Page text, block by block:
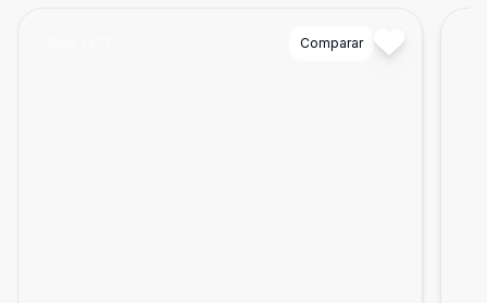
Comparar